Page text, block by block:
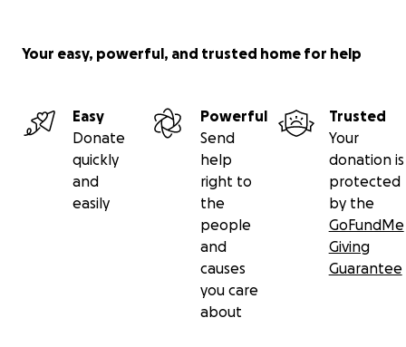
Your easy, powerful, and trusted home for help
Easy
Donate
quickly
and
easily
Powerful
Send
help
right to
the
people
and
causes
you care
about
Trusted
Your
donation is
protected
by the
GoFundMe
Giving
Guarantee